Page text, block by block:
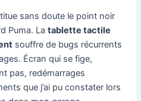
sans doute le point noir
Puma. La tablette tactile
souffre de bugs récurrents
Écran qui se fige,
pas, redémarrages
que j’ai pu constater lors